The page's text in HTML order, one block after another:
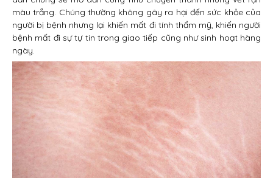
màu trắng. Chúng thường không gây ra hại đến sức khỏe của
người bị bệnh nhưng lại khiến mất đi tính thẩm mỹ, khiến người
bệnh mất đi sự tự tin trong giao tiếp cũng như sinh hoạt hàng
ngày.